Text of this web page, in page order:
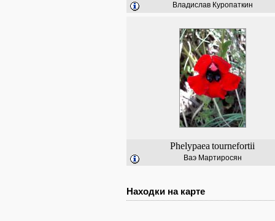
Владислав Куропаткин
Phelypaea tournefortii
Ваэ Мартиросян
Находки на карте